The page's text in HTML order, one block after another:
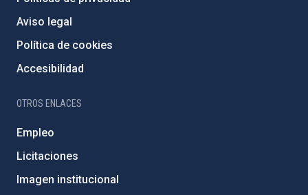
Aviso legal
Política de cookies
Accesibilidad
OTROS ENLACES
Empleo
Licitaciones
Imagen institucional